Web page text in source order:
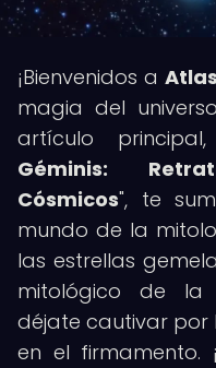
¡Bienvenidos a
magia del
artículo
Géminis:
Cósmicos", te
mundo de la
las estrellas
mitológico de la
déjate cautivar por
en el firmamento.